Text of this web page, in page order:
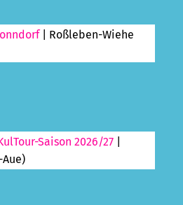
| Roßleben-Wiehe
Saison 2026/27